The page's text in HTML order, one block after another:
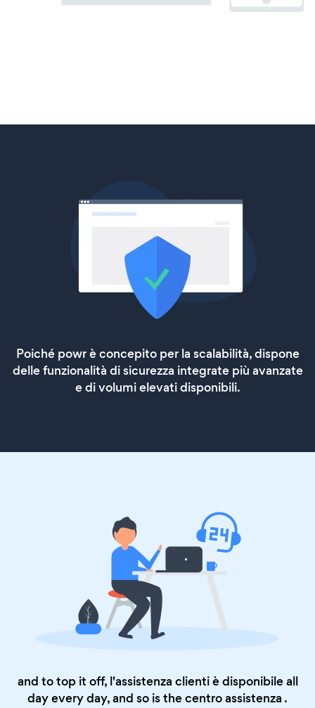
Poiché powr è concepito per la scalabilità, dispone
delle funzionalità di sicurezza integrate più avanzate
e di volumi elevati disponibili.
and to top it off, l'assistenza clienti è disponibile all
day every day, and so is thecentro assistenza .